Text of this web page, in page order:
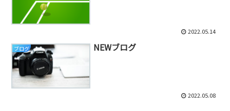
2022.05.14
ブログ NEWブログ
2022.05.08